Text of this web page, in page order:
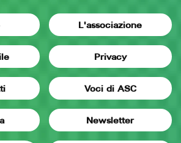
L'associazione
Privacy
Voci di ASC
Newsletter